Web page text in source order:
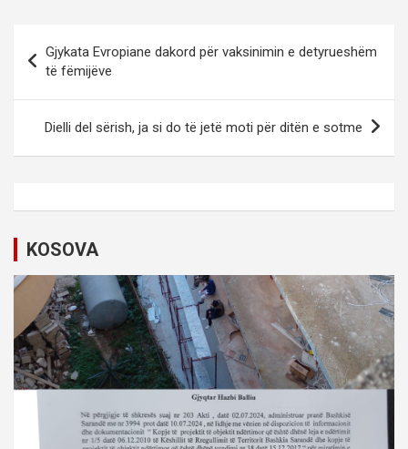
s
n
v
i
g
a
t
i
o
Gjykata Evropiane dakord për vaksinimin e detyrueshëm
të fëmijëve
Dielli del sërish, ja si do të jetë moti për ditën e sotme
KOSOVA